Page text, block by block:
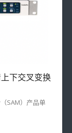
下交叉变换
SAM）产品单